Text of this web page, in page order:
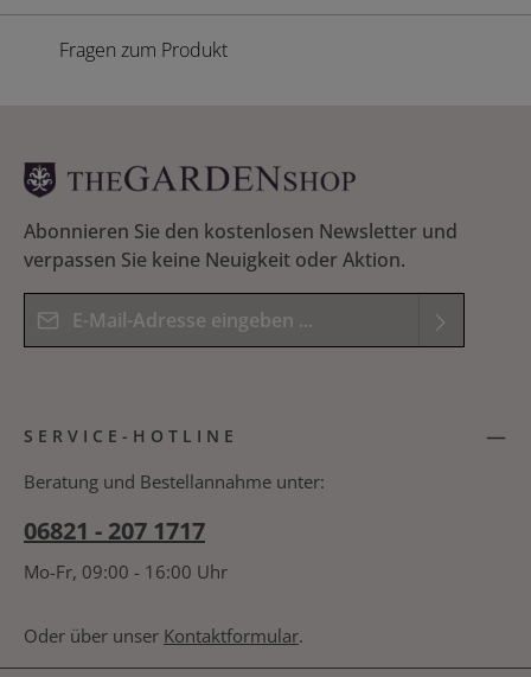
Fragen zum Produkt
Abonnieren Sie den kostenlosen Newsletter und
verpassen Sie keine Neuigkeit oder Aktion.
E-Mail-Adresse*
Kenntnis genommen und die
Bitte geben Sie das Ergebnis der Gleichung in das
nachfolgende Textfeld ein. *
SERVICE-HOTLINE
Beratung und Bestellannahme unter:
06821 - 207 1717
Mo-Fr, 09:00 - 16:00 Uhr
Oder über unser Kontaktformular.